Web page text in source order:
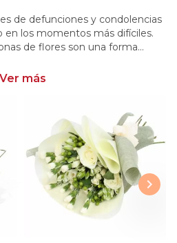
de defunciones y condolencias
en los momentos más difíciles.
de flores son una forma
de pérdida.
Ver más